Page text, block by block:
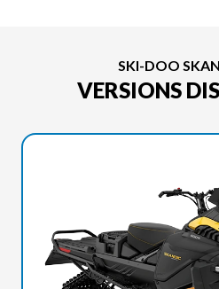
SKI-DOO
VERSIONS